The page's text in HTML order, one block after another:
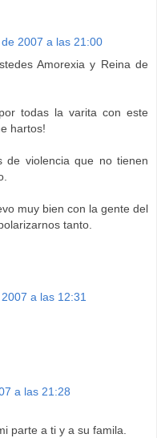
2007 a las 21:00
Amorexia y Reina de
todas la varita con este
hartos!
de violencia que no tienen
muy bien con la gente del
tanto.
a las 12:31
a las 21:28
parte a ti y a su famila.